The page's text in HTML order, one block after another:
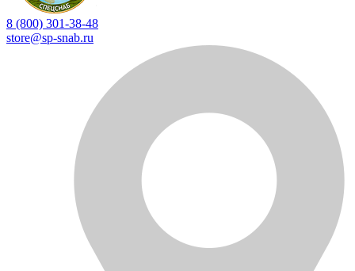
8 (800) 301-38-48
store@sp-snab.ru